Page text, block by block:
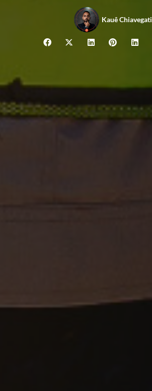
Kauê Chiavegati